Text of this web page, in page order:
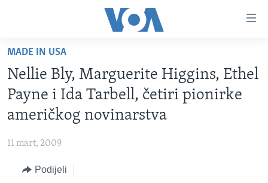
glavni
sadržaj
Pređi
na
glavnu
Idi
pretragu
TV PROGRAM
FOTOGRAFIJE DANA
SJEDINJENE AMERIČKE DRŽAVE
BOSNA I HERCEGOVINA
NAUKA I TEHNOLOGIJA
SPECIJALNI PROJEKTI
MADE IN USA
Nellie Bly, Marguerite Higgins, Ethel
Payne i Ida Tarbell, četiri pionirke
američkog novinarstva
11 mart, 2009
Podijeli